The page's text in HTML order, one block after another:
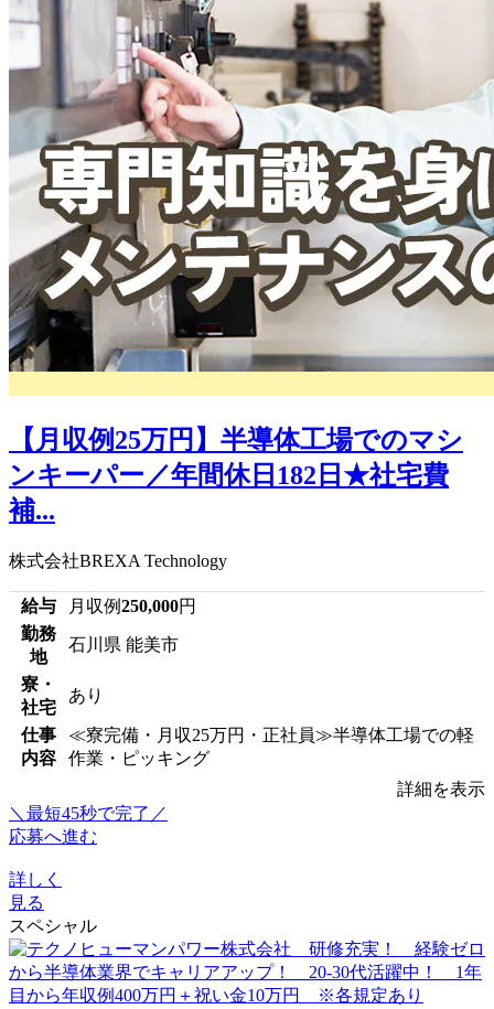
【月収例25万円】半導体工場でのマシ
ンキーパー／年間休日182日★社宅費
補...
株式会社BREXA Technology
給与 月収例250,000円
勤務
地
石川県 能美市
寮・
社宅
あり
仕事
内容
≪寮完備・月収25万円・正社員≫半導体工場での軽
作業・ピッキング
詳細を表示
＼最短45秒で完了／
応募へ進む
詳しく
見る
スペシャル